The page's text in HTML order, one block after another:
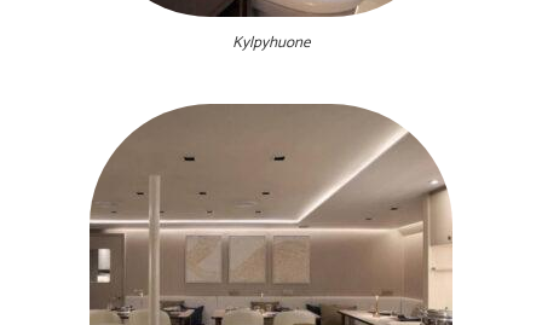
Kylpyhuone